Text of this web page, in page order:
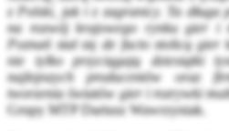
z Polski, jak i z zagranicy. Ta długa
na rozwój krajowego rynku gier i
Poznań stał się de facto stolicą gier
nie tylko przyciągają dziesiątki
najlepszych producentów oraz
tworzenia światów gier i rozrywki
Grupy MTP Dariusz Wawrzyniak.